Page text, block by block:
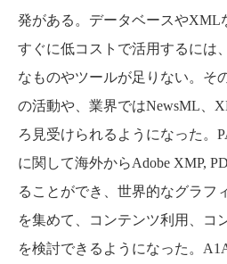
発がある。データベースやXML
すぐに低コストで活用するには
なものやツールが足りない。そ
の活動や、業界ではNewsML、
ろ見受けられるようになった。
に関して海外からAdobe XMP,
ることができ、世界的なグラフ
を集めて、コンテンツ利用、コ
を検討できるようになった。